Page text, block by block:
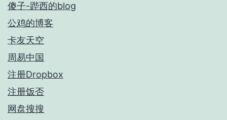
傻子-跸西的blog
公鸡的博客
卡友天空
周易中国
注册Dropbox
注册饭否
网盘搜搜